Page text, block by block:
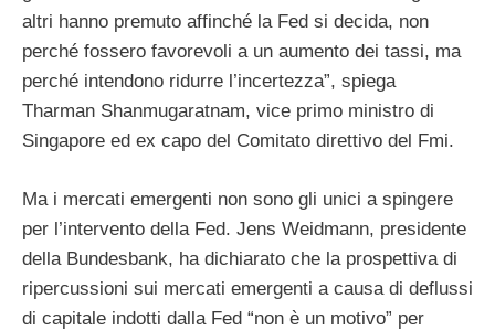
altri hanno premuto affinché la Fed si decida, non
perché fossero favorevoli a un aumento dei tassi, ma
perché intendono ridurre l’incertezza”, spiega
Tharman Shanmugaratnam, vice primo ministro di
Singapore ed ex capo del Comitato direttivo del Fmi.
Ma i mercati emergenti non sono gli unici a spingere
per l’intervento della Fed. Jens Weidmann, presidente
della Bundesbank, ha dichiarato che la prospettiva di
ripercussioni sui mercati emergenti a causa di deflussi
di capitale indotti dalla Fed “non è un motivo” per